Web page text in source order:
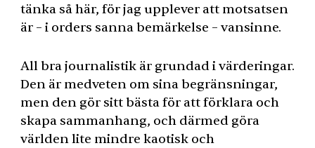
tänka så här, för jag upplever att motsatsen
är – i orders sanna bemärkelse – vansinne.
All bra journalistik är grundad i värderingar.
Den är medveten om sina begränsningar,
men den gör sitt bästa för att förklara och
skapa sammanhang, och därmed göra
världen lite mindre kaotisk och